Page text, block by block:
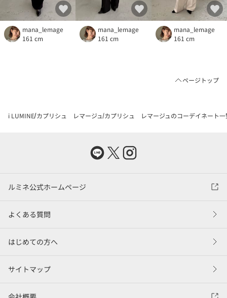
mana_lemage
161 cm
mana_lemage
161 cm
mana_lemage
161 cm
ページトップ
i LUMINE カプリシュ レマージュ カプリシュ レマージュのコーデイネート一
ルミネ公式ホームページ
よくある質問
はじめての方へ
サイトマップ